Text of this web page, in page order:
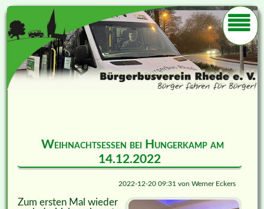
Weihnachtsessen bei Hungerkamp am
14.12.2022
2022-12-20 09:31 vonWerner Eckers
Zum ersten Mal wieder